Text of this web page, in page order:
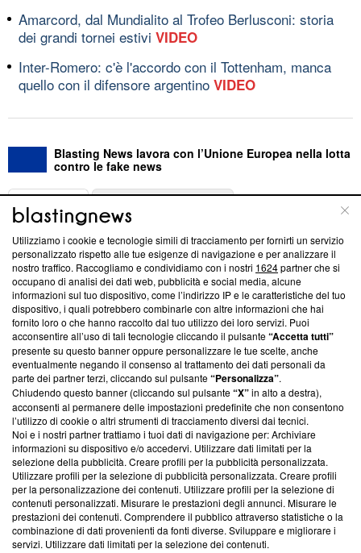
Amarcord, dal Mundialito al Trofeo Berlusconi: storia
dei grandi tornei estivi VIDEO
Inter-Romero: c'è l'accordo con il Tottenham, manca
quello con il difensore argentino VIDEO
Blasting News lavora con l’Unione Europea nella lotta
contro le fake news
ABOUT
Questa sezione offre informazioni trasparenti su Blasting
News, sui nostri processi editoriali e su come ci impegniamo a
creare news di qualità. Inoltre, afferma la nostra aderenza a
‘Trust Project - News with Integrity’Blasting News non è
ancora membro del programma, ma ha richiesto di farne
parte; Trust Project non ha ancora effettuato una verifica di
conformità agli standard.
Su di noi
Team editoriale
Corporate
Redazione
Informativa Privacy
Cookie Policy
Utilizziamo i cookie e tecnologie simili di tracciamento per fornirti un servizio
personalizzato rispetto alle tue esigenze di navigazione e per analizzare il
nostro traffico. Raccogliamo e condividiamo con i nostri 1624partner che si
occupano di analisi dei dati web, pubblicità e social media, alcune
informazioni sul tuo dispositivo, come l’indirizzo IP e le caratteristiche del tuo
dispositivo, i quali potrebbero combinarle con altre informazioni che hai
fornito loro o che hanno raccolto dal tuo utilizzo dei loro servizi. Puoi
acconsentire all’uso di tali tecnologie cliccando il pulsante“Accetta tutti”
presente su questo banner oppure personalizzare le tue scelte, anche
eventualmente negando il consenso al trattamento dei dati personali da
parte dei partner terzi, cliccando sul pulsante“Personalizza”.
Chiudendo questo banner (cliccando sul pulsante“X”in alto a destra),
acconsenti al permanere delle impostazioni predefinite che non consentono
l’utilizzo di cookie o altri strumenti di tracciamento diversi dai tecnici.
Noi e i nostri partner trattiamo i tuoi dati di navigazione per: Archiviare
informazioni su dispositivo e/o accedervi. Utilizzare dati limitati per la
selezione della pubblicità. Creare profili per la pubblicità personalizzata.
Utilizzare profili per la selezione di pubblicità personalizzata. Creare profili
per la personalizzazione dei contenuti. Utilizzare profili per la selezione di
contenuti personalizzati. Misurare le prestazioni degli annunci. Misurare le
prestazioni dei contenuti. Comprendere il pubblico attraverso statistiche o la
combinazione di dati provenienti da fonti diverse. Sviluppare e migliorare i
servizi. Utilizzare dati limitati per la selezione dei contenuti.